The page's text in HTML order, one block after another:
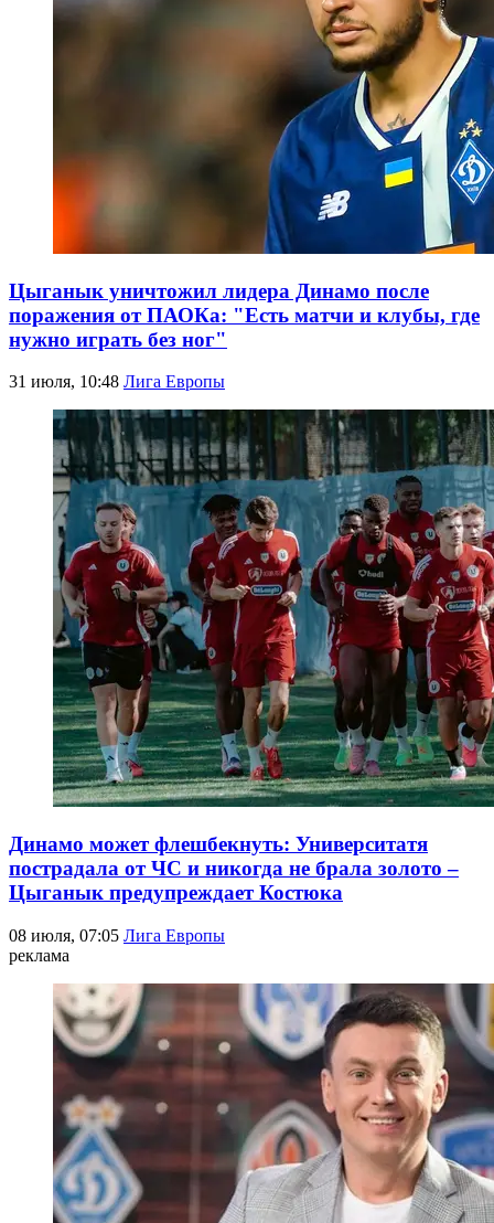
Цыганык уничтожил лидера Динамо после
поражения от ПАОКа: "Есть матчи и клубы, где
нужно играть без ног"
31 июля, 10:48 Лига Европы
Динамо может флешбекнуть: Университатя
пострадала от ЧС и никогда не брала золото –
Цыганык предупреждает Костюка
08 июля, 07:05 Лига Европы
реклама